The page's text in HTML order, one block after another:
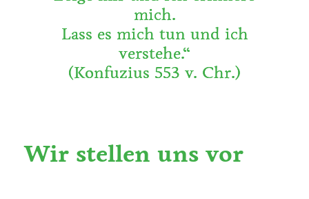
mich.
Lass es mich tun und ich
verstehe.“
(Konfuzius 553 v. Chr.)
Wir stellen uns vor